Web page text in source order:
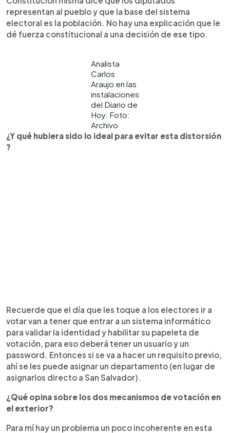
representan al pueblo y que la base del sistema
electoral es la población. No hay una explicación que le
dé fuerza constitucional a una decisión de ese tipo.
Analista
Carlos
Araujo en las
instalaciones
del Diario de
Hoy. Foto:
Archivo
¿Y qué hubiera sido lo ideal para evitar esta distorsión
?
Recuerde que el día que les toque a los electores ir a
votar van a tener que entrar a un sistema informático
para validar la identidad y habilitar su papeleta de
votación, para eso deberá tener un usuario y un
password. Entonces si se va a hacer un requisito previo,
ahí se les puede asignar un departamento (en lugar de
asignarlos directo a San Salvador).
¿Qué opina sobre los dos mecanismos de votación en
el exterior?
Para mí hay un problema un poco incoherente en esta